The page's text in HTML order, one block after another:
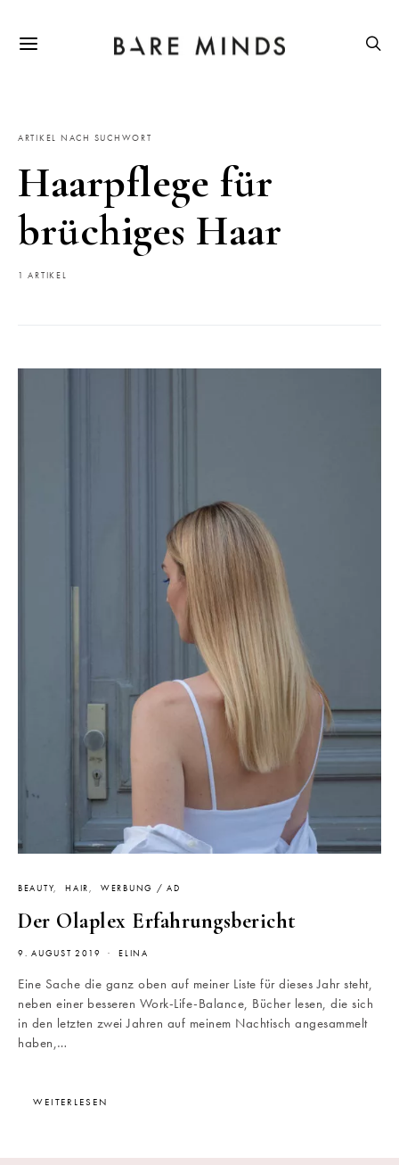
ARTIKEL NACH SUCHWORT
Haarpflege für
brüchiges Haar
1 ARTIKEL
BEAUTY HAIR WERBUNG / AD
Der Olaplex Erfahrungsbericht
9. AUGUST 2019 ELINA
Eine Sache die ganz oben auf meiner Liste für dieses Jahr steht,
neben einer besseren Work-Life-Balance, Bücher lesen, die sich
in den letzten zwei Jahren auf meinem Nachtisch angesammelt
haben,…
WEITERLESEN